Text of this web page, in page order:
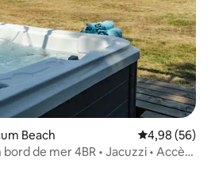
Beach Évaluation
4,98 (56)
de mer 4BR • Jacuzzi • Accès